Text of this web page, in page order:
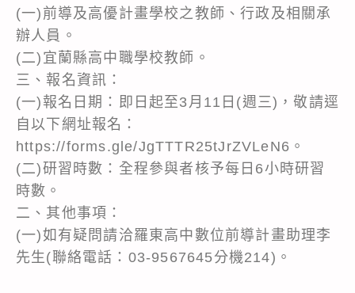
(一)前導及高優計畫學校之教師、行政及相關承
辦人員。
(二)宜蘭縣高中職學校教師。
三、報名資訊：
(一)報名日期：即日起至3月11日(週三)，敬請逕
自以下網址報名：
https://forms.gle/JgTTTR25tJrZVLeN6。
(二)研習時數：全程參與者核予每日6小時研習
時數。
二、其他事項：
(一)如有疑問請洽羅東高中數位前導計畫助理李
先生(聯絡電話：03-9567645分機214)。